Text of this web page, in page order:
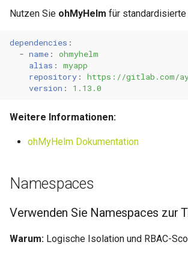
Nutzen Sie ohMyHelm für
dependencies :
- name :
ohmyhelm
alias :
myapp
repository :
https://gitlab.com/
version : 1.13.0
Weitere Informationen:
ohMyHelm Dokumentation
Namespaces
Verwenden Sie Namespaces zur
Warum: Logische Isolation und RBAC-